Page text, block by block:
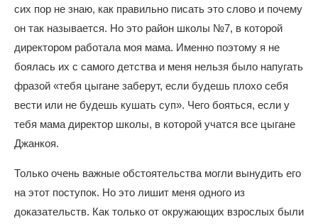
сих пор не знаю, как правильно писать это слово и почему
он так называется. Но это район школы №7, в которой
директором работала моя мама. Именно поэтому я не
боялась их с самого детства и меня нельзя было напугать
фразой «тебя цыгане заберут, если будешь плохо себя
вести или не будешь кушать суп». Чего бояться, если у
тебя мама директор школы, в которой учатся все цыгане
Джанкоя.
Только очень важные обстоятельства могли вынудить его
на этот поступок. Но это лишит меня одного из
доказательств. Как только от окружающих взрослых были